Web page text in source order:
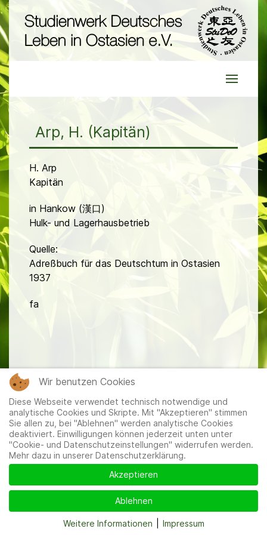
Arp, H. (Kapitän)
H. Arp
Kapitän
in Hankow (漢口)
Hulk- und Lagerhausbetrieb
Quelle:
Adreßbuch für das Deutschtum in Ostasien
1937
fa
und Datenschutzeinstellungen
Wir benutzen Cookies
Diese Webseite verwendet technisch notwendige und
analytische Cookies und Skripte. Mit "Akzeptieren" stimmen
Sie allen zu, bei "Ablehnen" werden analytische Cookies
deaktiviert. Einwilligungen können jederzeit unten unter
"Cookie- und Datenschutzeinstellungen" widerrufen werden.
Mehr dazu in unserer Datenschutzerklärung.
Akzeptieren
Ablehnen
Weitere Informationen Impressum